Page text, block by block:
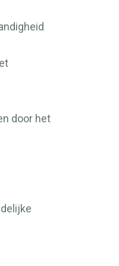
door het